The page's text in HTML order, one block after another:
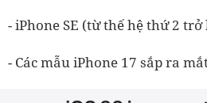
- iPhone SE (từ thế hệ thứ 2 trở
- Các mẫu iPhone 17 sắp ra